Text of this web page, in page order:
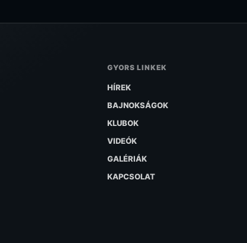
GYORS LINKEK
HÍREK
BAJNOKSÁGOK
KLUBOK
VIDEÓK
GALÉRIÁK
KAPCSOLAT